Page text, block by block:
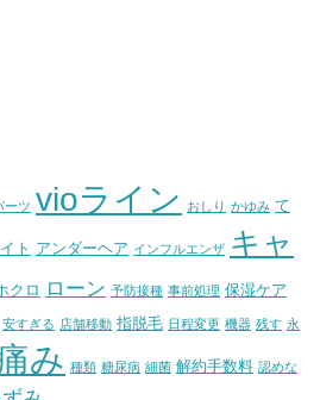
ーツ vioライン おしり かゆみ て
ト アンダーヘア インフルエンザ キャ
クロ ローン 予防接種 事前処理 保湿ケア
安すぎる 店舗移動 指脱毛 日程変更 機器 残す 永
み 種類 糖尿病 細菌 解約手数料 認めな